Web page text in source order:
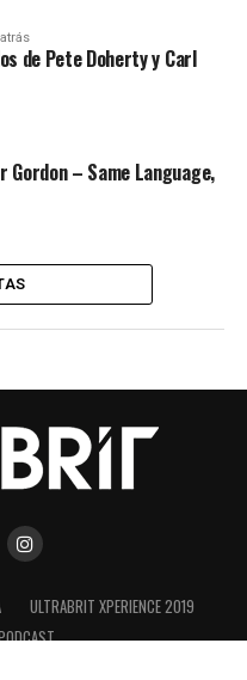
de Pete Doherty y Carl
Gordon – Same Language,
ULTRABRIT XPERIENCE 2019